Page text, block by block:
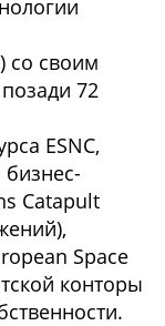
со своим
72
ESNC,
Catapult
Space
конторы